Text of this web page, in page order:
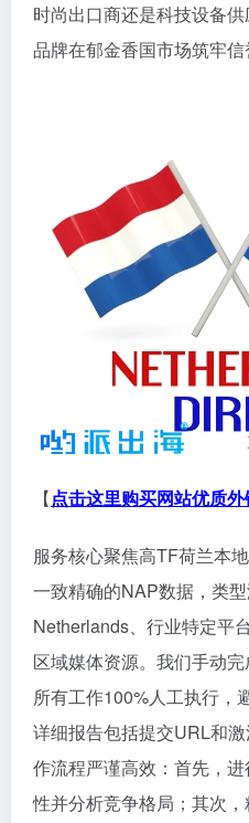
时尚出口商还是科技设备
品牌在郁金香国市场筑牢信
【点击这里购买网站优质
服务核心聚焦高TF荷兰本
一致精确的NAP数据，类
Netherlands、行业特定平
区域媒体资源。我们手动
所有工作100%人工执行，
详细报告包括提交URL和
作流程严谨高效：首先，
性并分析竞争格局；其次